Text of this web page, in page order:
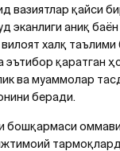
вазиятлар қайси
эканлиги аниқ баён
халқ
эътибор қаратган
ва муаммолар
беради.
бошқармаси